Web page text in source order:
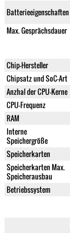
Batterieeigenschaften
Max. Gesprächsdauer
Chip-Hersteller
Chipsatz und SoC-Art
Anzhal der CPU-Kerne
CPU-Frequenz
RAM
Interne
Speichergröße
Speicherkarten
Speicherkarten Max.
Speicherausbau
Betriebssystem